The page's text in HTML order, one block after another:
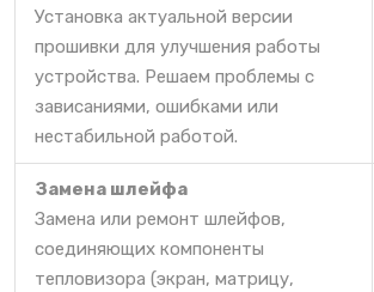
Установка актуальной версии
прошивки для улучшения работы
устройства. Решаем проблемы с
зависаниями, ошибками или
нестабильной работой.
Замена шлейфа
Замена или ремонт шлейфов,
соединяющих компоненты
тепловизора (экран, матрицу,